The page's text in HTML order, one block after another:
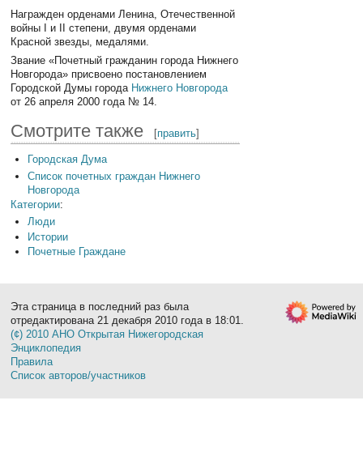
Награжден орденами Ленина, Отечественной
войны I и II степени, двумя орденами
Красной звезды, медалями.
Звание «Почетный гражданин города Нижнего
Новгорода» присвоено постановлением
Городской Думы города Нижнего Новгорода
от 26 апреля 2000 года № 14.
Смотрите также [править]
Городская Дума
Список почетных граждан Нижнего
Новгорода
Категории:
Люди
Истории
Почетные Граждане
Эта страница в последний раз была
отредактирована 21 декабря 2010 года в 18:01.
(¢) 2010 АНО Открытая Нижегородская
Энциклопедия
Правила
Список авторов/участников